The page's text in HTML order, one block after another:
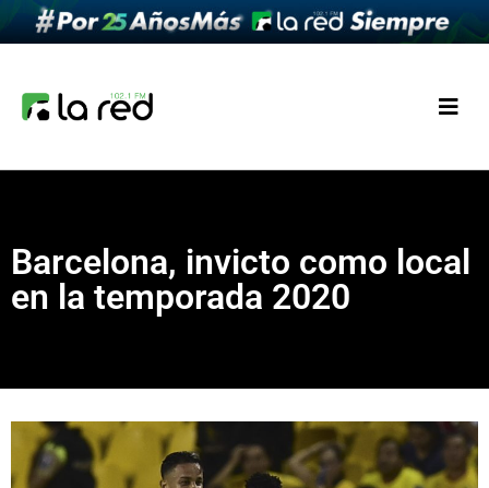
Barcelona, invicto como local
en la temporada 2020